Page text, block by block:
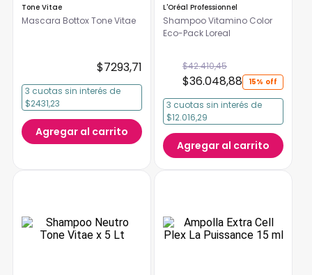
Tone Vitae
Mascara Bottox Tone Vitae
$7293,71
3 cuotas sin interés de
$2431,23
Agregar al carrito
L'Oréal Professionnel
Shampoo Vitamino Color
Eco-Pack Loreal
15%
$42.410,45
$36.048,88
3 cuotas sin interés de
$12.016,29
Agregar al carrito